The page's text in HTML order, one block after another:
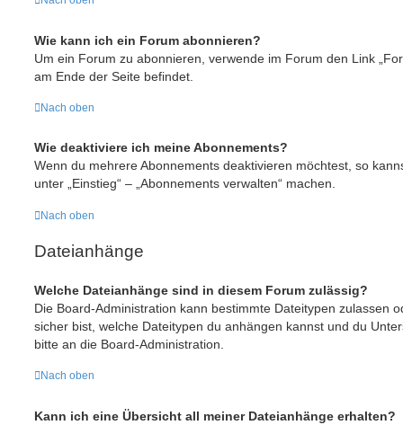
Wie kann ich ein Forum abonnieren?
Um ein Forum zu abonnieren, verwende im Forum den Link
am Ende der Seite befindet.
Nach oben
Wie deaktiviere ich meine Abonnements?
Wenn du mehrere Abonnements deaktivieren möchtest, so
unter „Einstieg“ – „Abonnements verwalten“ machen.
Nach oben
Dateianhänge
Welche Dateianhänge sind in diesem Forum zulässig?
Die Board-Administration kann bestimmte Dateitypen zulassen
sicher bist, welche Dateitypen du anhängen kannst und du
bitte an die Board-Administration.
Nach oben
Kann ich eine Übersicht all meiner Dateianhänge erhalten?